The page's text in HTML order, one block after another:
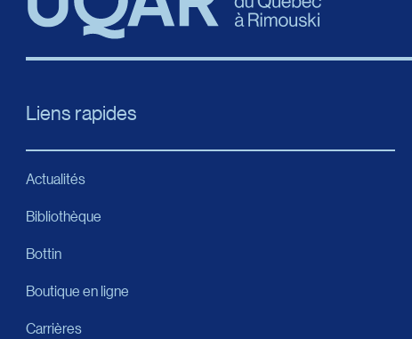
Liens rapides
Actualités
Bibliothèque
Bottin
Boutique en ligne
Carrières